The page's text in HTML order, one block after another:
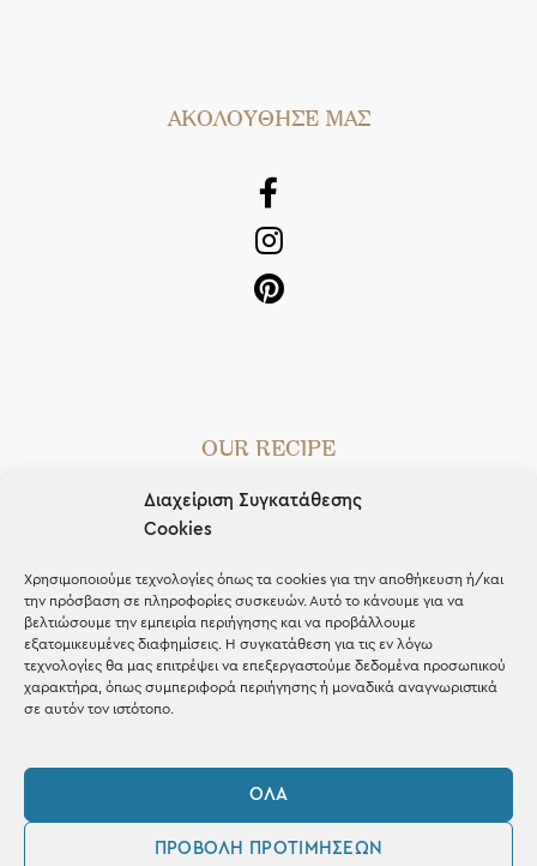
Διαχείριση Συγκατάθεσης
Cookies
Χρησιμοποιούμε τεχνολογίες όπως τα cookies για την αποθήκευση ή/και
την πρόσβαση σε πληροφορίες συσκευών. Αυτό το κάνουμε για να
βελτιώσουμε την εμπειρία περιήγησης και να προβάλλουμε
εξατομικευμένες διαφημίσεις. Η συγκατάθεση για τις εν λόγω
τεχνολογίες θα μας επιτρέψει να επεξεργαστούμε δεδομένα προσωπικού
χαρακτήρα, όπως συμπεριφορά περιήγησης ή μοναδικά αναγνωριστικά
σε αυτόν τον ιστότοπο.
ΌΛΑ
ΠΡΟΒΟΛΉ ΠΡΟΤΙΜΉΣΕΩΝ
AΚΟΛΟΥΘΗΣΕ ΜΑΣ
OUR RECIPE
Gifts
Blog
Shop the look
ΚΑΤΑΣΤΗΜΑ